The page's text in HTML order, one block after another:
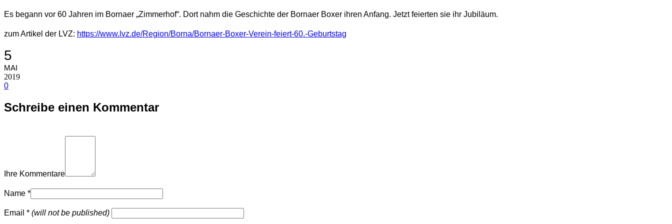
Es begann vor 60 Jahren im Bornaer „Zimmerhof“. Dort nahm die Geschichte der Bornaer Boxer ihren Anfang. Jetzt feierten sie ihr Jubiläum.
zum Artikel der LVZ: https://www.lvz.de/Region/Borna/Bornaer-Boxer-Verein-feiert-60.-Geburtstag
5
MAI
2019
0
Schreibe einen Kommentar
Ihre Kommentare
Name *
Email * (will not be published)